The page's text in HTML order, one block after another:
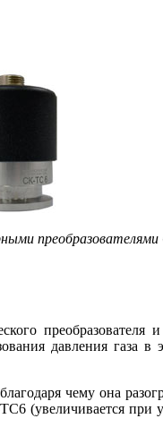
преобразователя
давления га­за в
че­му она
(увеличивается